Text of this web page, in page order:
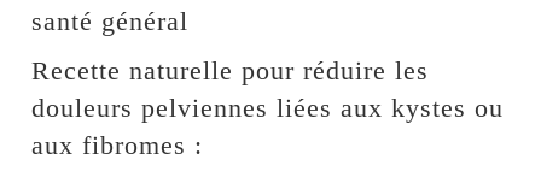
santé général
Recette naturelle pour réduire les
douleurs pelviennes liées aux kystes ou
aux fibromes :